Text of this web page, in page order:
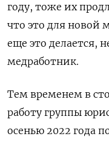
году, тоже их
что это для новой
еще это делается,
медработник.
Тем временем в
работу группы
осенью 2022 года